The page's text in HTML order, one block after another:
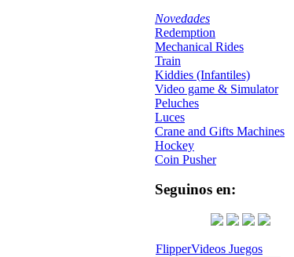
Novedades
Redemption
Mechanical Rides
Train
Kiddies (Infantiles)
Video game & Simulator
Peluches
Luces
Crane and Gifts Machines
Hockey
Coin Pusher
Seguinos en:
FlipperVideos Juegos